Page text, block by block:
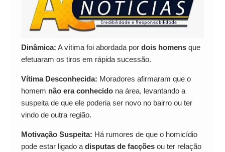
Dinâmica: A vítima foi abordada por dois homensque
efetuaram os tiros em rápida sucessão.
Vítima Desconhecida: Moradores afirmaram que o
homem não era conhecidona área, levantando a
suspeita de que ele poderia ser novo no bairro ou ter
vindo de outra região.
Motivação Suspeita: Há rumores de que o homicídio
pode estar ligado a disputas de facçõesou ter relação